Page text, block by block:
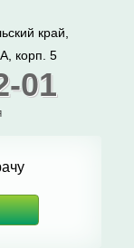
край,
корп. 5
01